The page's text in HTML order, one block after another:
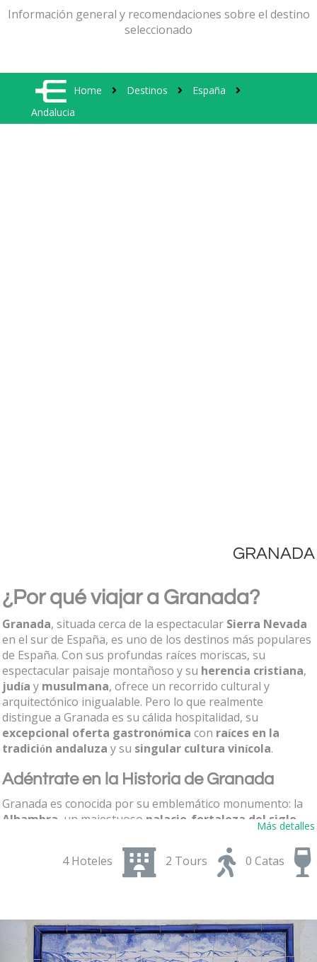
Información general y recomendaciones sobre el destino
seleccionado
Home Destinos
España
Andalucia
GRANADA
¿Por qué viajar a Granada?
Granada, situada cerca de la espectacular Sierra Nevada
en el sur de España, es uno de los destinos más populares
de España. Con sus profundas raíces moriscas, su
espectacular paisaje montañoso y su herencia cristiana,
judía y musulmana, ofrece un recorrido cultural y
arquitectónico inigualable. Pero lo que realmente
distingue a Granada es su cálida hospitalidad, su
excepcional oferta gastronómica con raíces en la
tradición andaluza y su singular cultura vinícola.
Adéntrate en la Historia de Granada
Granada es conocida por su emblemático monumento: la
Alhambra , un majestuoso palacio-fortaleza del siglo
situado en lo alto de la colina. Originalmente hogar de
los sultanes nazaríes, el complejo incluye los bellamente
Palacios Nazaríes , la fortaleza militar de la
y los exuberantesjardines del Generalife
, lo
Albaicín, el antiguo barrio árabe de Granada, un laberinto
de casas encaladas, calles estrechas y jardines escondidos.
Más detalles
4 Hoteles 2 Tours 0 Catas